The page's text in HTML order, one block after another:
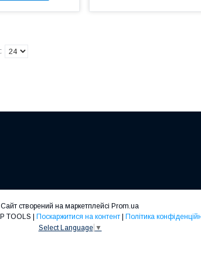
Сайт створений на маркетплейсі Prom.ua
Інтернет магазин SHOP TOOLS | Поскаржитися на контент | Політика
Select Language ▼